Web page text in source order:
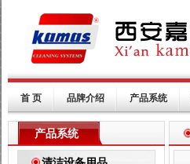
首 页 品牌介绍 产品系统
产品系统